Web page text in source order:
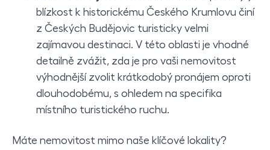
blízkost k historickému Českého Krumlovu činí
z Českých Budějovic turisticky velmi
zajímavou destinaci. V této oblasti je vhodné
detailně zvážit, zda je pro vaši nemovitost
výhodnější zvolit krátkodobý pronájem oproti
dlouhodobému, s ohledem na specifika
místního turistického ruchu.
Máte nemovitost mimo naše klíčové lokality?